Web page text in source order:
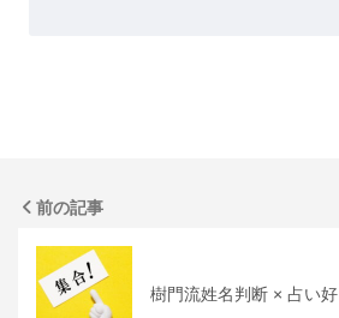
前の記事
樹門流姓名判断 × 占い